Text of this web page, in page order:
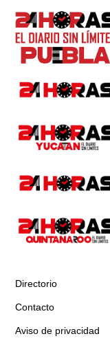
Directorio
Contacto
Aviso de privacidad